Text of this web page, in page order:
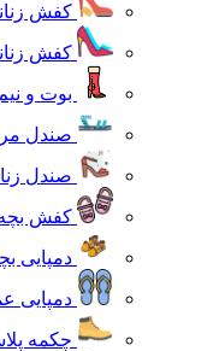
کفش
کفش
بوت و
صندل
صندل
کفش بچه
دمپایی
دمپایی
چکمه